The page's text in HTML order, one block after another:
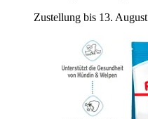
Zustellung bis 13. August